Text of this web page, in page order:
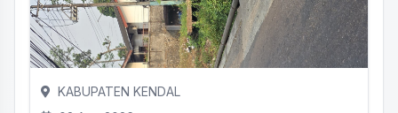
KABUPATEN KENDAL